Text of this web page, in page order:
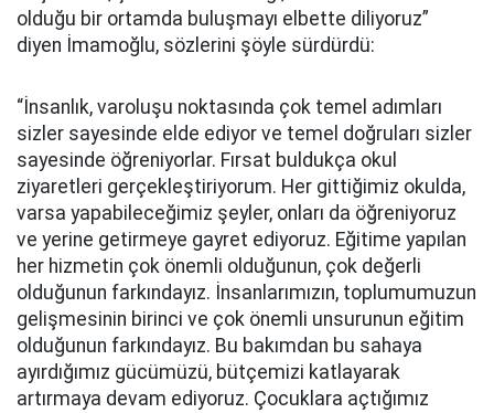
olduğu bir ortamda buluşmayı elbette diliyoruz”
diyen İmamoğlu, sözlerini şöyle sürdürdü:
“İnsanlık, varoluşu noktasında çok temel adımları
sizler sayesinde elde ediyor ve temel doğruları sizler
sayesinde öğreniyorlar. Fırsat buldukça okul
ziyaretleri gerçekleştiriyorum. Her gittiğimiz okulda,
varsa yapabileceğimiz şeyler, onları da öğreniyoruz
ve yerine getirmeye gayret ediyoruz. Eğitime yapılan
her hizmetin çok önemli olduğunun, çok değerli
olduğunun farkındayız. İnsanlarımızın, toplumumuzun
gelişmesinin birinci ve çok önemli unsurunun eğitim
olduğunun farkındayız. Bu bakımdan bu sahaya
ayırdığımız gücümüzü, bütçemizi katlayarak
artırmaya devam ediyoruz. Çocuklara açtığımız